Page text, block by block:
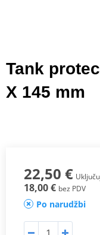
Tank
X 145 mm
22,50 €
18,00 € bez PDV
Po narudžbi